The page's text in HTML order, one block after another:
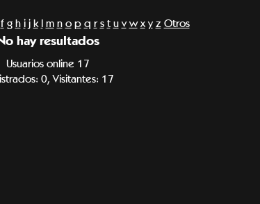
f g h i j k l m n o p q r s t u v w x y z Otros
hay resultados
Usuarios online 17
0, Visitantes: 17